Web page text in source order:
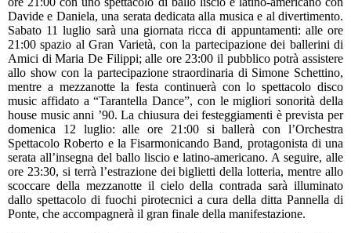
Davide e Daniela, una serata dedicata alla musica e al divertimento.
Sabato 11 luglio sarà una giornata ricca di appuntamenti: alle ore
21:00 spazio al Gran Varietà, con la partecipazione dei ballerini di
Amici di Maria De Filippi; alle ore 23:00 il pubblico potrà assistere
allo show con la partecipazione straordinaria di Simone Schettino,
mentre a mezzanotte la festa continuerà con lo spettacolo disco
music affidato a “Tarantella Dance”, con le migliori sonorità della
house music anni ’90. La chiusura dei festeggiamenti è prevista per
domenica 12 luglio: alle ore 21:00 si ballerà con l’Orchestra
Spettacolo Roberto e la Fisarmonicando Band, protagonista di una
serata all’insegna del ballo liscio e latino-americano. A seguire, alle
ore 23:30, si terrà l’estrazione dei biglietti della lotteria, mentre allo
scoccare della mezzanotte il cielo della contrada sarà illuminato
dallo spettacolo di fuochi pirotecnici a cura della ditta Pannella di
Ponte, che accompagnerà il gran finale della manifestazione.